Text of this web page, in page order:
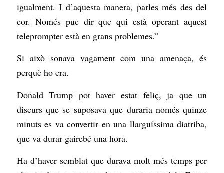
igualment. I d’aquesta manera, parles més des del
cor. Només puc dir que qui està operant aquest
teleprompter està en grans problemes.”
Si això sonava vagament com una amenaça, és
perquè ho era.
Donald Trump pot haver estat feliç, ja que un
discurs que se suposava que duraria només quinze
minuts es va convertir en una llarguíssima diatriba,
que va durar gairebé una hora.
Ha d’haver semblat que durava molt més temps per